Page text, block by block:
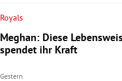
Royals
Meghan: Diese
spendet ihr Kraft
Gestern